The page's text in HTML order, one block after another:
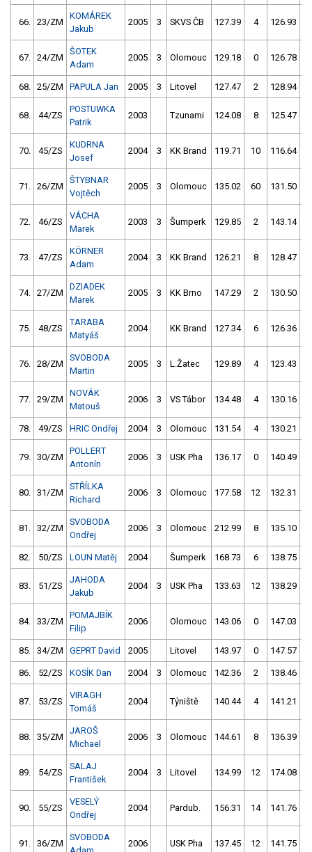
66. 23/ZM
KOMÁREK
Jakub
2005 3 SKVS ČB 127.39 4 126.93
67. 24/ZM
ŠOTEK
Adam
2005 3 Olomouc 129.18 0 126.78
68. 25/ZM PAPULA Jan 2005 3 Litovel 127.47 2 128.94
68. 44/ZS
POSTUWKA
Patrik
2003 Tzunami 124.08 8 125.47
70. 45/ZS
KUDRNA
Josef
2004 3 KK Brand 119.71 10 116.64
71. 26/ZM
ŠTYBNAR
Vojtěch
2005 3 Olomouc 135.02 60 131.50
72. 46/ZS
VÁCHA
Marek
2003 3 Šumperk 129.85 2 143.14
73. 47/ZS
KÖRNER
Adam
2004 3 KK Brand 126.21 8 128.47
74. 27/ZM
DZIADEK
Marek
2005 3 KK Brno 147.29 2 130.50
75. 48/ZS
TARABA
Matyáš
2004 KK Brand 127.34 6 126.36
76. 28/ZM
SVOBODA
Martin
2005 3 L.Žatec 129.89 4 123.43
77. 29/ZM
NOVÁK
Matouš
2006 3 VS Tábor 134.48 4 130.16
78. 49/ZS HRIC Ondřej 2004 3 Olomouc 131.54 4 130.21
79. 30/ZM
POLLERT
Antonín
2006 3 USK Pha 136.17 0 140.49
80. 31/ZM
STŘÍLKA
Richard
2006 3 Olomouc 177.58 12 132.31
81. 32/ZM
SVOBODA
Ondřej
2006 3 Olomouc 212.99 8 135.10
82. 50/ZS LOUN Matěj 2004 Šumperk 168.73 6 138.75
83. 51/ZS
JAHODA
Jakub
2004 3 USK Pha 133.63 12 138.29
84. 33/ZM
POMAJBÍK
Filip
2006 Olomouc 143.06 0 147.03
85. 34/ZM GEPRT David 2005 Litovel 143.97 0 147.57
86. 52/ZS KOSÍK Dan 2004 3 Olomouc 142.36 2 138.46
87. 53/ZS
VIRAGH
Tomáš
2004 Týniště 140.44 4 141.21
88. 35/ZM
JAROŠ
Michael
2006 3 Olomouc 144.61 8 136.39
89. 54/ZS
SALAJ
František
2004 3 Litovel 134.99 12 174.08
90. 55/ZS
VESELÝ
Ondřej
2004 Pardub. 156.31 14 141.76
91. 36/ZM
SVOBODA
2006 USK Pha 137.45 12 141.75